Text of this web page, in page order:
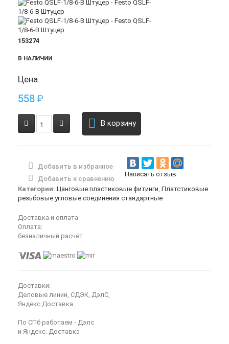
153274
В НАЛИЧИИ
Цена
558 ₽
В корзину
Добавить в избранное
Добавить к сравнению
Написать отзыв
Категории: Цанговые пластиковые фитинги Платстиковые
резьбовые угловые соединения стандартные
Доставка и оплата
Оплата:
безналичный расчёт
Доставки:
Деловые линии, СДЭК, ДэлС,
Яндекс.Доставка.
По СПб работаем - Дэлс
и Яндекс. Доставка